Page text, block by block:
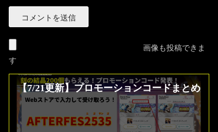
画像も投稿できま
す
【7/21更新】プロモーションコードまとめ